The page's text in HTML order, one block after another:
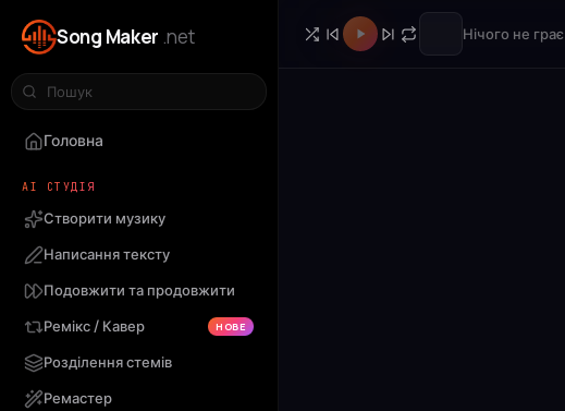
Song Maker .net
Головна
AI СТУДІЯ
Створити музику
Написання тексту
Подовжити та продовжити
Ремікс / Кавер
НОВЕ
Розділення стемів
Ремастер
Нічого не грає